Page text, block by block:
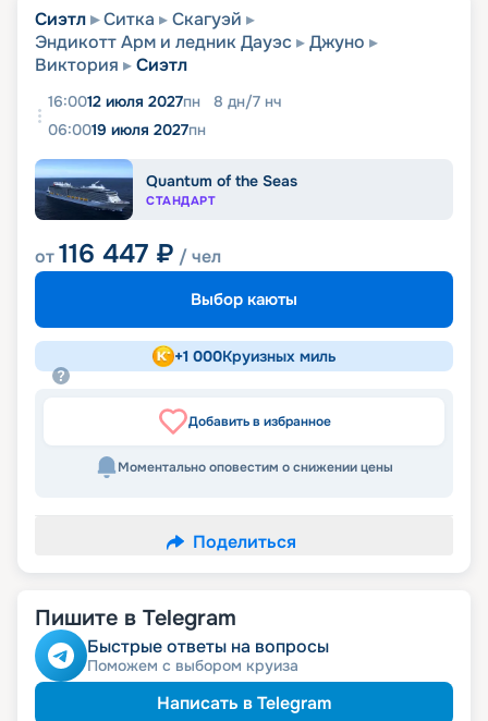
Сиэтл Ситка
Скагуэй
Эндикотт Арм и ледник Дауэс
Джуно
Виктория
Сиэтл
16:0012 июля 2027пн 8 дн/7 нч
06:0019 июля 2027пн
Quantum of the Seas
СТАНДАРТ
от116 447 ₽ / чел
Выбор каюты
+1 000Круизных миль
Добавить в избранное
Моментально оповестим о снижении цены
Поделиться
Пишите в Telegram
Быстрые ответы на вопросы
Поможем с выбором круиза
Написать в Telegram